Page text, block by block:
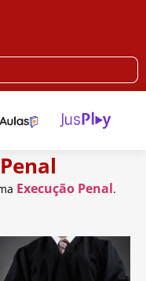
Execução Penal.